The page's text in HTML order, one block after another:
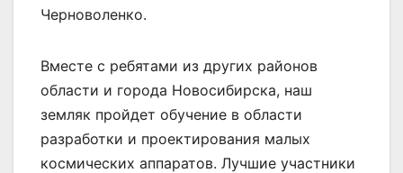
Черноволенко.
Вместе с ребятами из других районов
области и города Новосибирска, наш
земляк пройдет обучение в области
разработки и проектирования малых
космических аппаратов. Лучшие участники